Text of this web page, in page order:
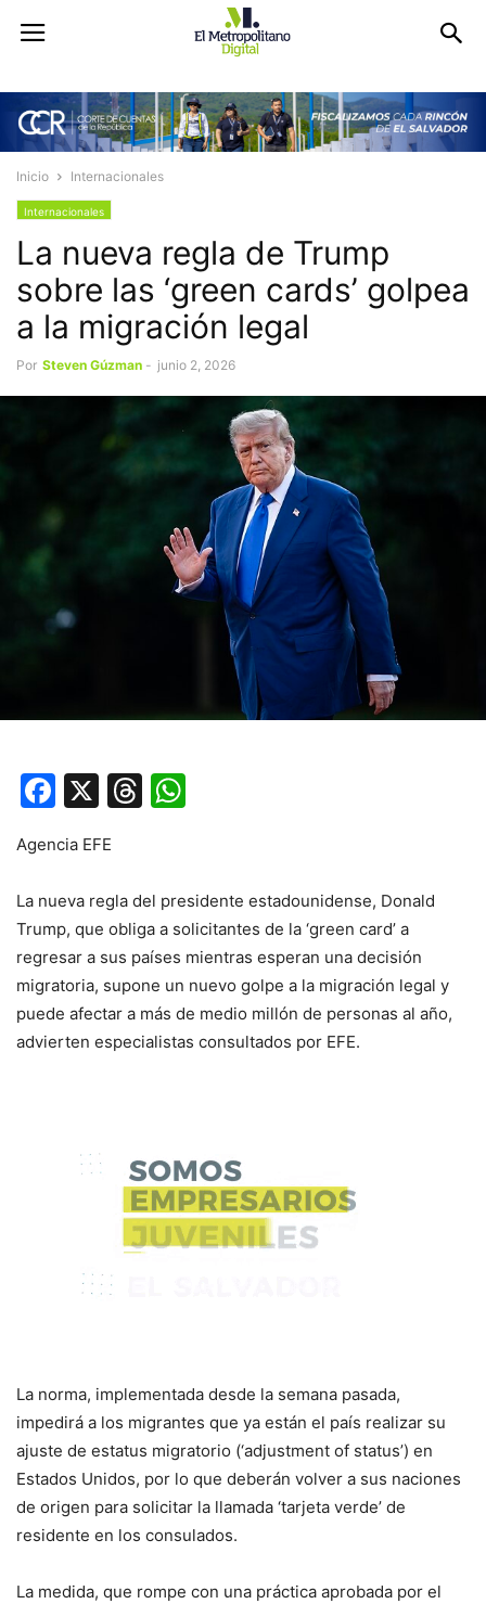
Inicio Internacionales
Internacionales
La nueva regla de Trump
sobre las ‘green cards’ golpea
a la migración legal
Por Steven Gúzman - junio 2, 2026
Facebook
X Threads
Agencia EFE
La nueva regla del presidente estadounidense, Donald
Trump, que obliga a solicitantes de la ‘green card’ a
regresar a sus países mientras esperan una decisión
migratoria, supone un nuevo golpe a la migración legal y
puede afectar a más de medio millón de personas al año,
advierten especialistas consultados por EFE.
La norma, implementada desde la semana pasada,
impedirá a los migrantes que ya están el país realizar su
ajuste de estatus migratorio (‘adjustment of status’) en
Estados Unidos, por lo que deberán volver a sus naciones
de origen para solicitar la llamada ‘tarjeta verde’ de
residente en los consulados.
La medida, que rompe con una práctica aprobada por el